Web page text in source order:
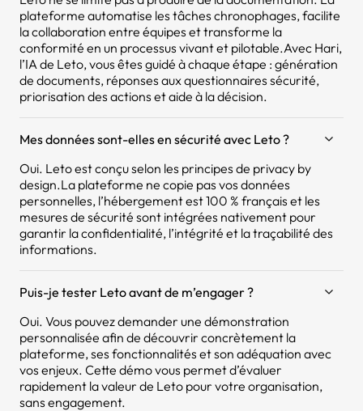
plateforme automatise les tâches chronophages, facilite
la collaboration entre équipes et transforme la
conformité en un processus vivant et pilotable.Avec Hari,
l’IA de Leto, vous êtes guidé à chaque étape : génération
de documents, réponses aux questionnaires sécurité,
priorisation des actions et aide à la décision.
Mes données sont-elles en sécurité avec Leto ?
Oui. Leto est conçu selon les principes de privacy by
design.La plateforme ne copie pas vos données
personnelles, l’hébergement est 100 % français et les
mesures de sécurité sont intégrées nativement pour
garantir la confidentialité, l’intégrité et la traçabilité des
informations.
Puis-je tester Leto avant de m’engager ?
Oui. Vous pouvez demander une démonstration
personnalisée afin de découvrir concrètement la
plateforme, ses fonctionnalités et son adéquation avec
vos enjeux. Cette démo vous permet d’évaluer
rapidement la valeur de Leto pour votre organisation,
sans engagement.